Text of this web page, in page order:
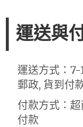
運送與
運送方式：7-
郵政, 貨到付
付款方式：
付款